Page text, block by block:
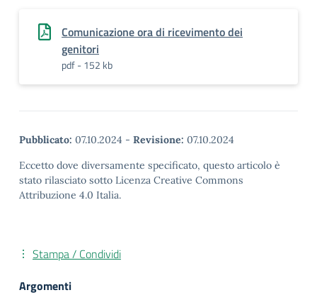
Comunicazione ora di ricevimento dei
genitori
pdf - 152 kb
Pubblicato: 07.10.2024 - Revisione: 07.10.2024
Eccetto dove diversamente specificato, questo articolo è
stato rilasciato sotto Licenza Creative Commons
Attribuzione 4.0 Italia.
Stampa / Condividi
Argomenti